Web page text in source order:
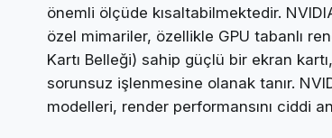
önemli ölçüde kısaltabilmektedir.
özel mimariler, özellikle GPU tabanlı
Kartı Belleği) sahip güçlü bir ekran
sorunsuz işlenmesine olanak tanır.
modelleri, render performansını ciddi